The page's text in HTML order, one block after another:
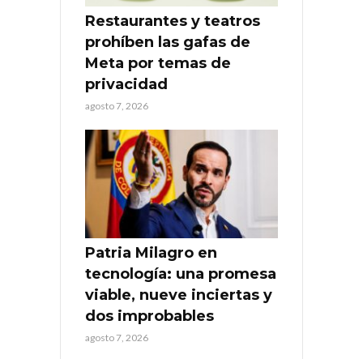
Restaurantes y teatros
prohíben las gafas de
Meta por temas de
privacidad
agosto 7, 2026
Patria Milagro en
tecnología: una promesa
viable, nueve inciertas y
dos improbables
agosto 7, 2026